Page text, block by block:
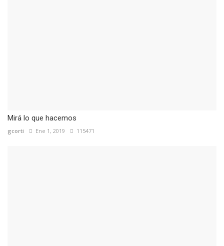
Mirá lo que hacemos
gcorti Ene 1, 2019 115471